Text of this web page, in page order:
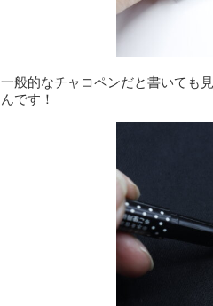
一般的なチャコペンだと書いても
んです！